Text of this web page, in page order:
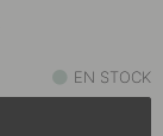
EN STOCK